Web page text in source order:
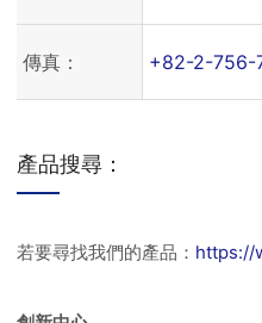
傳真： +82-2-756-
產品搜尋：
若要尋找我們的產品： https://